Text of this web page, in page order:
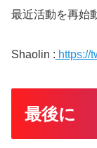
最近活動を再始
Shaolin : https://
最後に